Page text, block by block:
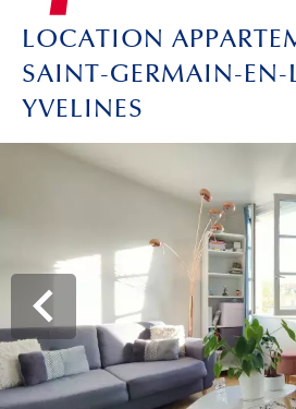
LOCATION
SAINT-GERMAIN-EN-
YVELINES